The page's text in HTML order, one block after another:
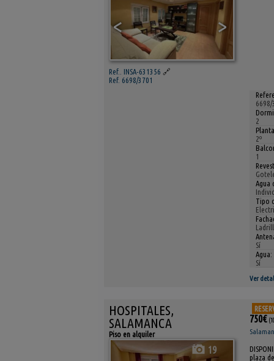
< >
Ref.. INSA-631356 🔗
Ref. 6698/3701
6698/
2
2º
1
Agua
Tipo
Sí
Agua:
Sí
Ver
HOSPITALES,
SALAMANCA
Piso en alquiler
19
750€
plaza